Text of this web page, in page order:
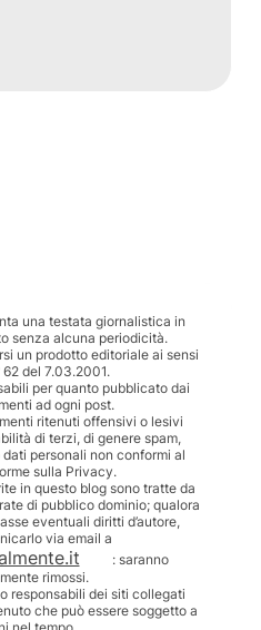
una testata giornalistica in
senza alcuna periodicità.
un prodotto editoriale ai sensi
del 7.03.2001.
per quanto pubblicato dai
ad ogni post.
ritenuti offensivi o lesivi
di terzi, di genere spam,
personali non conformi al
sulla Privacy.
in questo blog sono tratte da
di pubblico dominio; qualora
eventuali diritti d’autore,
via email a
: saranno
rimossi.
responsabili dei siti collegati
che può essere soggetto a